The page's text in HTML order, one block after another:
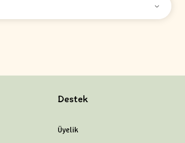
Destek
Üyelik